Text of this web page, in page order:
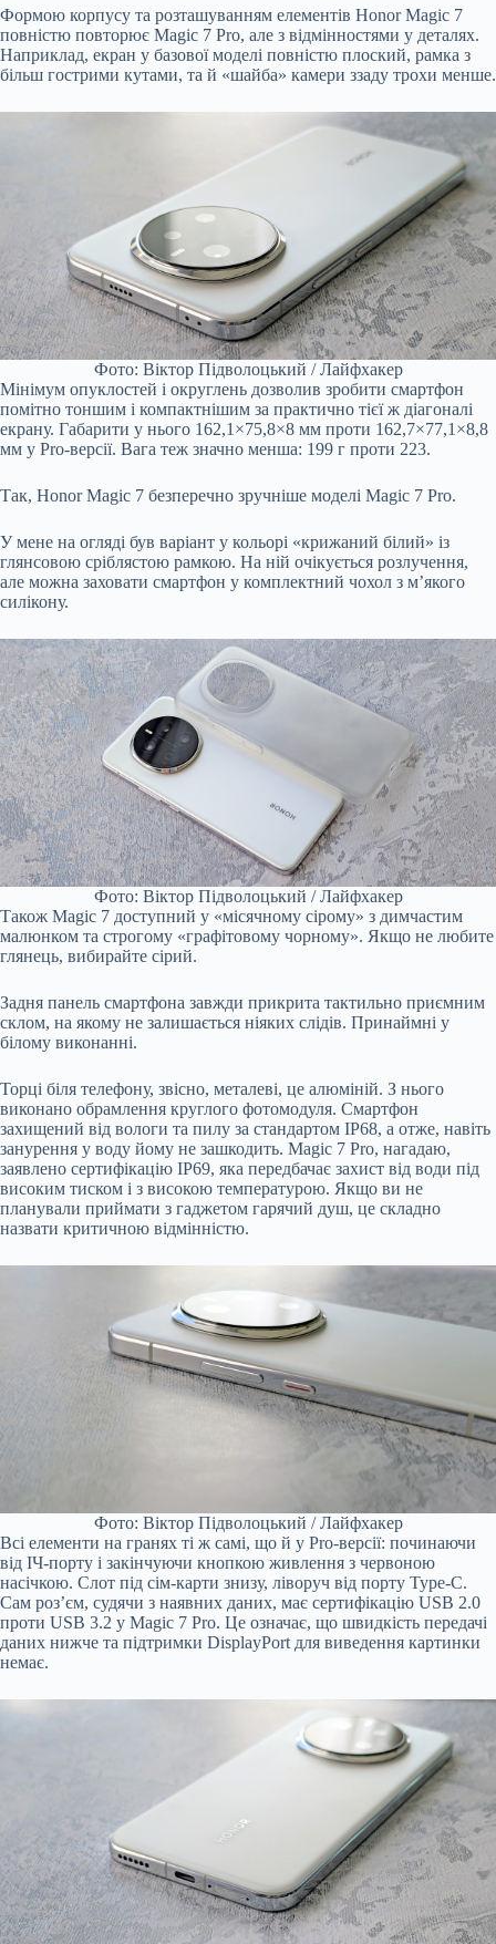
Формою корпусу та розташуванням елементів Honor Magic 7
повністю повторює Magic 7 Pro, але з відмінностями у деталях.
Наприклад, екран у базової моделі повністю плоский, рамка з
більш гострими кутами, та й «шайба» камери ззаду трохи менше.
Фото: Віктор Підволоцький / Лайфхакер
Мінімум опуклостей і округлень дозволив зробити смартфон
помітно тоншим і компактнішим за практично тієї ж діагоналі
екрану. Габарити у нього 162,1×75,8×8 мм проти 162,7×77,1×8,8
мм у Pro-версії. Вага теж значно менша: 199 г проти 223.
Так, Honor Magic 7 безперечно зручніше моделі Magic 7 Pro.
У мене на огляді був варіант у кольорі «крижаний білий» із
глянсовою сріблястою рамкою. На ній очікується розлучення,
але можна заховати смартфон у комплектний чохол з м’якого
силікону.
Фото: Віктор Підволоцький / Лайфхакер
Також Magic 7 доступний у «місячному сірому» з димчастим
малюнком та строгому «графітовому чорному». Якщо не любите
глянець, вибирайте сірий.
Задня панель смартфона завжди прикрита тактильно приємним
склом, на якому не залишається ніяких слідів. Принаймні у
білому виконанні.
Торці біля телефону, звісно, металеві, це алюміній. З нього
виконано обрамлення круглого фотомодуля. Смартфон
захищений від вологи та пилу за стандартом IP68, а отже, навіть
занурення у воду йому не зашкодить. Magic 7 Pro, нагадаю,
заявлено сертифікацію IP69, яка передбачає захист від води під
високим тиском і з високою температурою. Якщо ви не
планували приймати з гаджетом гарячий душ, це складно
назвати критичною відмінністю.
Фото: Віктор Підволоцький / Лайфхакер
Всі елементи на гранях ті ж самі, що й у Pro-версії: починаючи
від ІЧ-порту і закінчуючи кнопкою живлення з червоною
насічкою. Слот під сім-карти знизу, ліворуч від порту Type-C.
Сам роз’єм, судячи з наявних даних, має сертифікацію USB 2.0
проти USB 3.2 у Magic 7 Pro. Це означає, що швидкість передачі
даних нижче та підтримки DisplayPort для виведення картинки
немає.